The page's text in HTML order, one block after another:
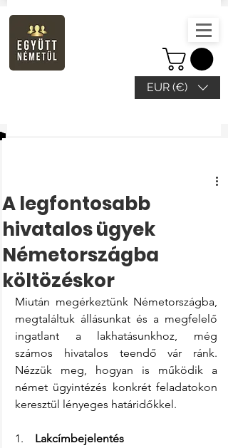
EUR (€)
A legfontosabb
hivatalos ügyek
Németországba
költözéskor
Miután megérkeztünk Németországba,
megtaláltuk állásunkat és a megfelelő
ingatlant a lakhatásunkhoz, még
számos hivatalos teendő vár ránk.
Nézzük meg, hogyan is működik a
német ügyintézés konkrét feladatokon
keresztül lényeges határidőkkel.
1. Lakcímbejelentés